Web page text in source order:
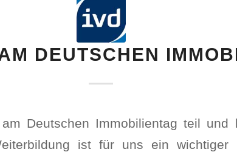
DEUTSCHEN
Deutschen Immobilientag teil und
ist für uns ein wichtiger